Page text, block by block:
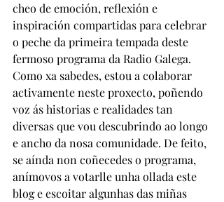
cheo de emoción, reflexión e
inspiración compartidas para celebrar
o peche da primeira tempada deste
fermoso programa da Radio Galega.
Como xa sabedes, estou a colaborar
activamente neste proxecto, poñendo
voz ás historias e realidades tan
diversas que vou descubrindo ao longo
e ancho da nosa comunidade. De feito,
se aínda non coñecedes o programa,
anímovos a votarlle unha ollada este
blog e escoitar algunhas das miñas